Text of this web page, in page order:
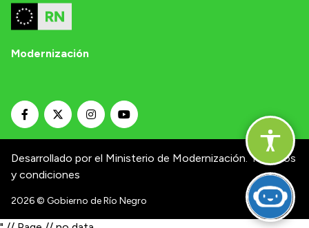
Modernización
Desarrollado por el Ministerio de Modernización. Términos
y condiciones
2026© Gobierno de Río Negro